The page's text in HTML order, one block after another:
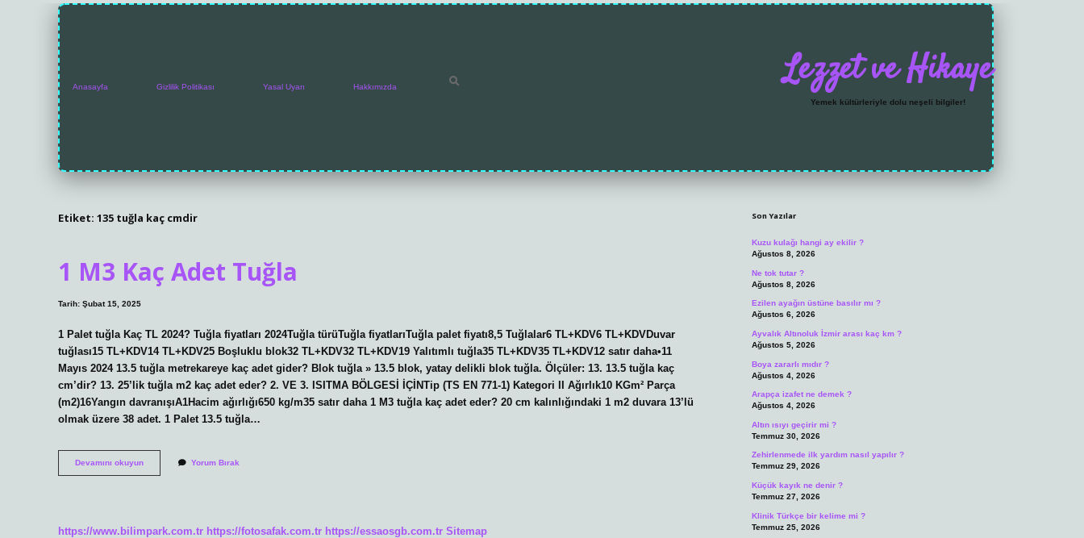
Anasayfa Gizlilik Politikası Yasal Uyarı Hakkımızda Lezzet ve Hikaye
Yemek kültürleriyle dolu neşeli bilgiler!
Etiket: 135 tuğla kaç cmdir
1 M3 Kaç Adet Tuğla
Tarih: Şubat 15, 2025
1 Palet tuğla Kaç TL 2024? Tuğla fiyatları 2024Tuğla türüTuğla fiyatlarıTuğla palet fiyatı8,5 Tuğlalar6 TL+KDV6 TL+KDVDuvar
tuğlası15 TL+KDV14 TL+KDV25 Boşluklu blok32 TL+KDV32 TL+KDV19 Yalıtımlı tuğla35 TL+KDV35 TL+KDV12 satır daha•11
Mayıs 2024 13.5 tuğla metrekareye kaç adet gider? Blok tuğla » 13.5 blok, yatay delikli blok tuğla. Ölçüler: 13. 13.5 tuğla kaç
cm’dir? 13. 25’lik tuğla m2 kaç adet eder? 2. VE 3. ISITMA BÖLGESİ İÇİNTip (TS EN 771-1) Kategori II Ağırlık10 KGm² Parça
(m2)16Yangın davranışıA1Hacim ağırlığı650 kg/m35 satır daha 1 M3 tuğla kaç adet eder? 20 cm kalınlığındaki 1 m2 duvara 13’lü
olmak üzere 38 adet. 1 Palet 13.5 tuğla…
Devamını okuyun1
M3
Yorum Bırak
https://www.bilimpark.com.tr https://fotosafak.com.tr https://essaosgb.com.tr Sitemap
Sidebar
Son Yazılar
Kuzu kulağı hangi ay ekilir ?
Ağustos 8, 2026
Ne tok tutar ?
Ağustos 8, 2026
Ezilen ayağın üstüne basılır mı ?
Ağustos 6, 2026
Ayvalık Altınoluk İzmir arası kaç km ?
Ağustos 5, 2026
Boya zararlı mıdır ?
Ağustos 4, 2026
Arapça izafet ne demek ?
Ağustos 4, 2026
Altın ısıyı geçirir mi ?
Temmuz 30, 2026
Zehirlenmede ilk yardım nasıl yapılır ?
Temmuz 29, 2026
Küçük kayık ne denir ?
Temmuz 27, 2026
Klinik Türkçe bir kelime mi ?
Temmuz 25, 2026